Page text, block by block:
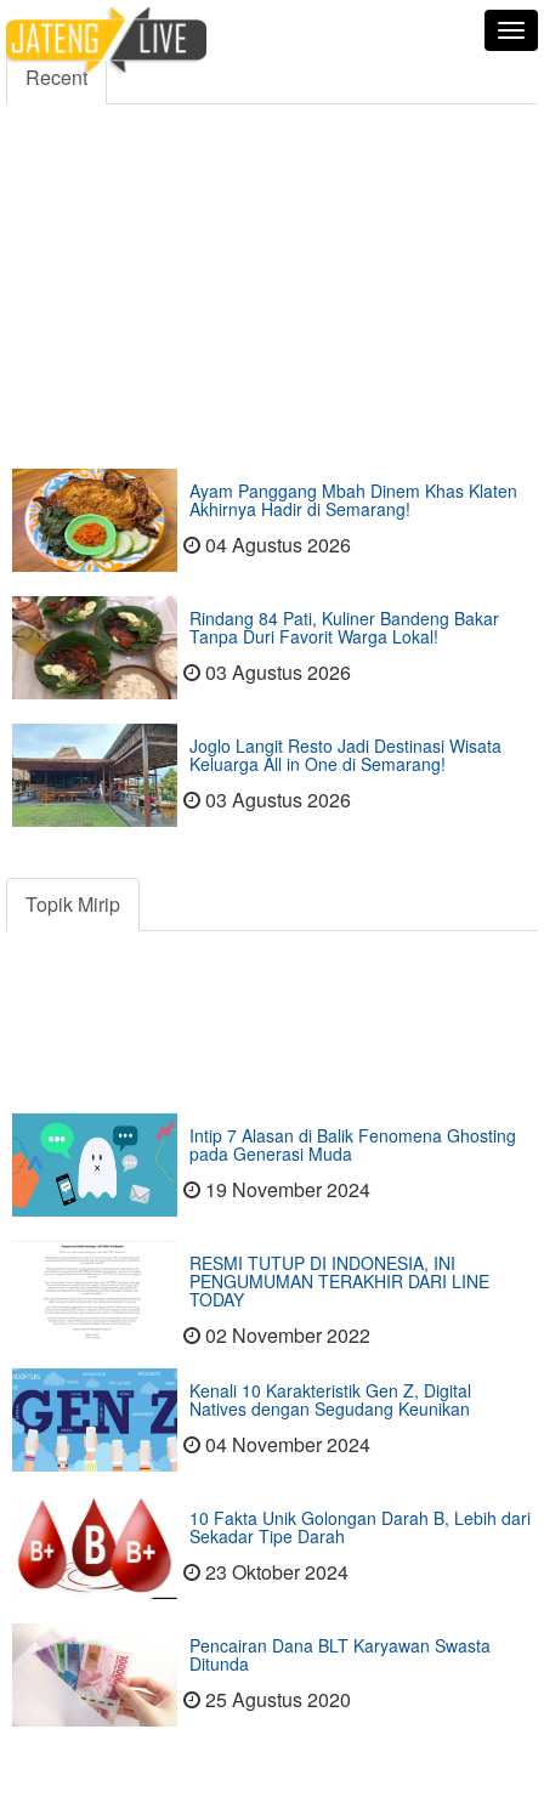
5000 Fans Followers
Recent
Ayam Panggang Mbah Dinem Khas Klaten
Akhirnya Hadir di Semarang!
04 Agustus 2026
Rindang 84 Pati, Kuliner Bandeng Bakar
Tanpa Duri Favorit Warga Lokal!
03 Agustus 2026
Joglo Langit Resto Jadi Destinasi Wisata
Keluarga All in One di Semarang!
03 Agustus 2026
Topik Mirip
Intip 7 Alasan di Balik Fenomena Ghosting
pada Generasi Muda
19 November 2024
RESMI TUTUP DI INDONESIA, INI
PENGUMUMAN TERAKHIR DARI LINE
TODAY
02 November 2022
Kenali 10 Karakteristik Gen Z, Digital
Natives dengan Segudang Keunikan
04 November 2024
10 Fakta Unik Golongan Darah B, Lebih dari
Sekadar Tipe Darah
23 Oktober 2024
Pencairan Dana BLT Karyawan Swasta
Ditunda
25 Agustus 2020